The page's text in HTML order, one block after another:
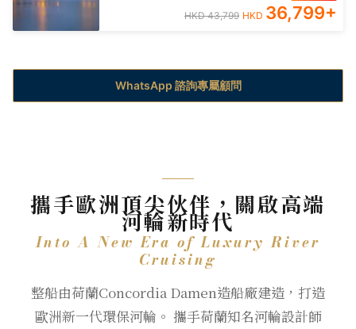
HKD 43,799 HKD 36,799+
WhatsApp 諮詢專屬顧問
攜手歐洲頂尖伙伴，關啟高端
河輪新時代
Into A New Era of Luxury River
Cruising
整船由荷蘭Concordia Damen造船廠建造，打造
歐洲新一代環保河輪。 攜手荷蘭知名河輪設計師